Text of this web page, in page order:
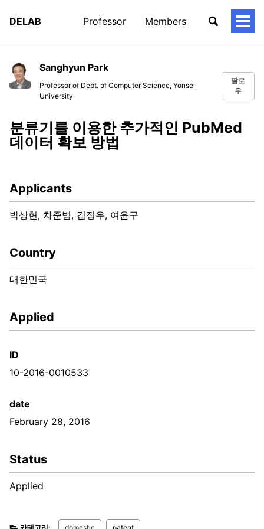
DELAB Professor Members
토
Sanghyun Park
Professor of Dept. of Computer Science, Yonsei
University
팔로
우
분류기를 이용한 추가적인 PubMed
데이터 확보 방법
Applicants
박상현, 차준범, 김정우, 여윤구
Country
대한민국
Applied
ID
10-2016-0010533
date
February 28, 2016
Status
Applied